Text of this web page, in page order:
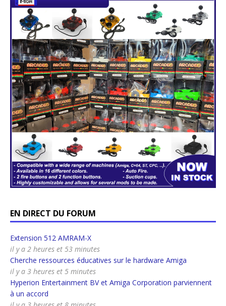
EN DIRECT DU FORUM
Extension 512 AMRAM-X
il y a 2 heures et 53 minutes
Cherche ressources éducatives sur le hardware Amiga
il y a 3 heures et 5 minutes
Hyperion Entertainment BV et Amiga Corporation parviennent
à un accord